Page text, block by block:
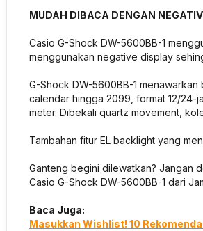
MUDAH DIBACA DENGAN
Casio G-Shock DW-5600BB-1
menggunakan negative display
G-Shock DW-5600BB-1
calendar hingga 2099, format 12/24-
meter. Dibekali quartz movement,
Tambahan fitur EL backlight yang
Ganteng begini dilewatkan? Jangan
Casio G-Shock DW-5600BB-1 dari
Baca Juga:
Masukkan Wishlist! 10